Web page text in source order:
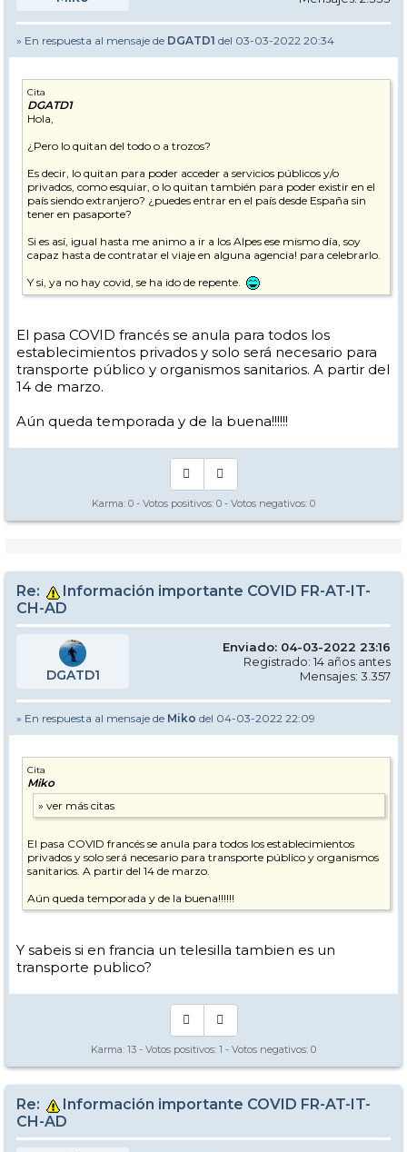
» En respuesta al mensaje de DGATD1 del 03-03-2022 20:34
Cita
DGATD1
Hola,
¿Pero lo quitan del todo o a trozos?
Es decir, lo quitan para poder acceder a servicios públicos y/o
privados, como esquiar, o lo quitan también para poder existir en el
país siendo extranjero? ¿puedes entrar en el país desde España sin
tener en pasaporte?
Si es así, igual hasta me animo a ir a los Alpes ese mismo día, soy
capaz hasta de contratar el viaje en alguna agencia! para celebrarlo.
Y si, ya no hay covid, se ha ido de repente.
El pasa COVID francés se anula para todos los
establecimientos privados y solo será necesario para
transporte público y organismos sanitarios. A partir del
14 de marzo.
Aún queda temporada y de la buena!!!!!!
Karma: 0 - Votos positivos: 0 - Votos negativos: 0
Re:
Información importante COVID FR-AT-IT-
CH-AD
DGATD1
Enviado: 04-03-2022 23:16
Registrado: 14 años antes
Mensajes: 3.357
» En respuesta al mensaje de Miko del 04-03-2022 22:09
Cita
Miko
El pasa COVID francés se anula para todos los establecimientos
privados y solo será necesario para transporte público y organismos
sanitarios. A partir del 14 de marzo.
Aún queda temporada y de la buena!!!!!!
Y sabeis si en francia un telesilla tambien es un
transporte publico?
Karma: 13 - Votos positivos: 1 - Votos negativos: 0
Re:
Información importante COVID FR-AT-IT-
CH-AD